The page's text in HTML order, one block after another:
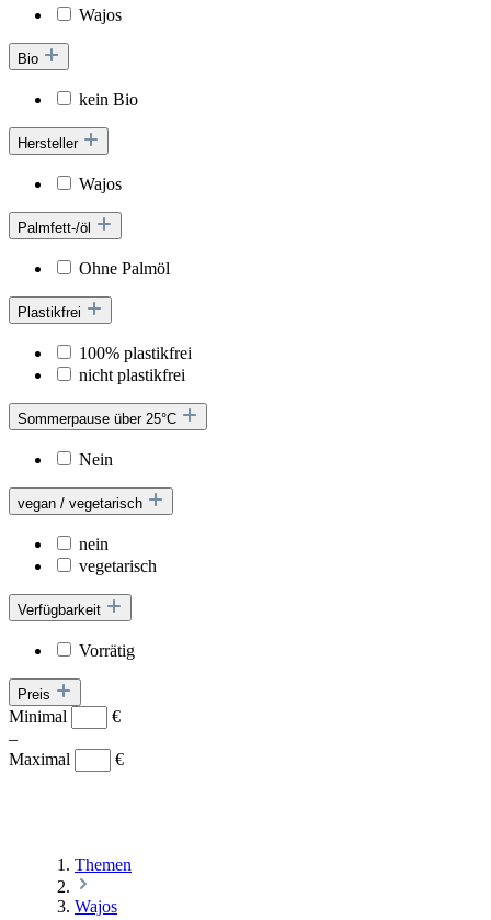
Wajos
Bio
kein Bio
Hersteller
Wajos
Palmfett-/öl
Ohne Palmöl
Plastikfrei
100% plastikfrei
nicht plastikfrei
Sommerpause über 25°C
Nein
vegan / vegetarisch
nein
vegetarisch
Verfügbarkeit
Vorrätig
Preis
Minimal
€
–
Maximal
€
Themen
Wajos